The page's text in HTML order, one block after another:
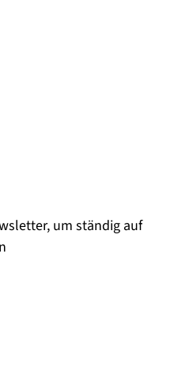
um ständig auf